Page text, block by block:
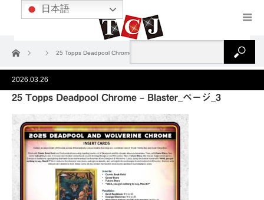
ホーム 25 Topps Deadpool Chrome – Blaster_ページ_3
2026.03.26
25 Topps Deadpool Chrome – Blaster_ページ_3
日本語